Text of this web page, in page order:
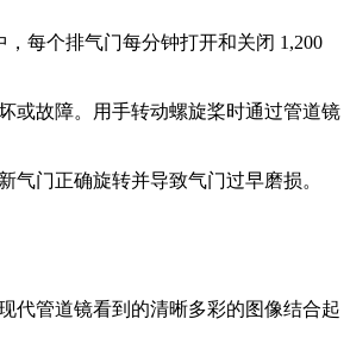
每个排气门每分钟打开和关闭 1,200
或故障。用手转动螺旋桨时通过管道镜
门正确旋转并导致气门过早磨损。
代管道镜看到的清晰多彩的图像结合起